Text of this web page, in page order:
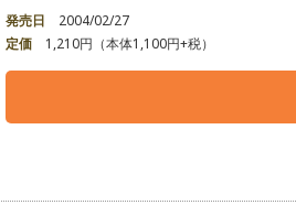
発売日
2004/02/27
定価
1,210円（本体1,100円+税）